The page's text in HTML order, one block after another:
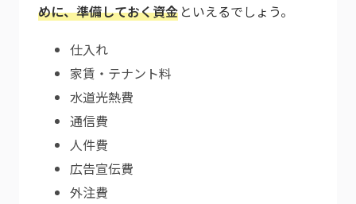
めに、準備しておく資金 といえるでしょう。
仕入れ
家賃・テナント料
水道光熱費
通信費
人件費
広告宣伝費
外注費